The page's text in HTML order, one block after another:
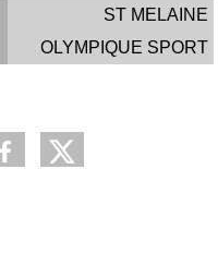
ST MELAINE
OLYMPIQUE SPORT